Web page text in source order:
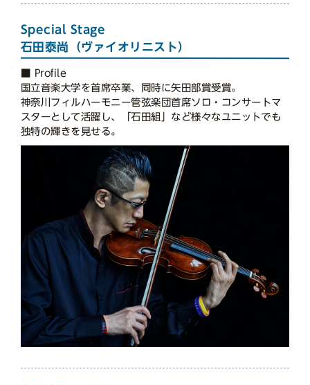
Special Stage
石田泰尚（ヴァイオリニスト）
■ Profile
国立音楽大学を首席卒業、同時に矢田部賞受賞。
神奈川フィルハーモニー管弦楽団首席ソロ・コンサートマ
スターとして活躍し、「石田組」など様々なユニットでも
独特の輝きを見せる。